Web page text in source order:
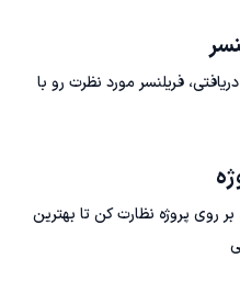
فریلنسر مورد نظرت رو با
روی پروژه نظارت کن تا بهترین